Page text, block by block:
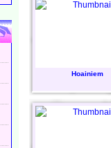
Hoainiem